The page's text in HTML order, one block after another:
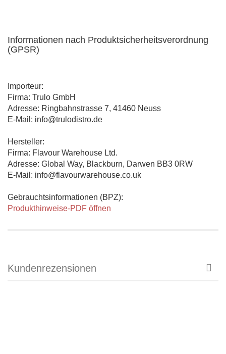
Informationen nach Produktsicherheitsverordnung
(GPSR)
Importeur:
Firma: Trulo GmbH
Adresse: Ringbahnstrasse 7, 41460 Neuss
E-Mail: info@trulodistro.de
Hersteller:
Firma: Flavour Warehouse Ltd.
Adresse: Global Way, Blackburn, Darwen BB3 0RW
E-Mail: info@flavourwarehouse.co.uk
Gebrauchtsinformationen (BPZ):
Produkthinweise-PDF öffnen
Kundenrezensionen